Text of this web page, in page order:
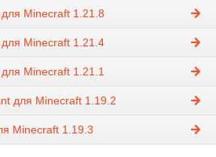
для Minecraft 1.21.8
для Minecraft 1.21.4
для Minecraft 1.21.1
для Minecraft 1.19.2
Minecraft 1.19.3